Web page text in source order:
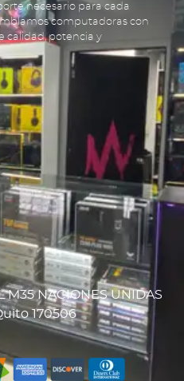
necesario para cada
computadoras con
calidad, potencia y
M35 NACIONES UNIDAS
170506